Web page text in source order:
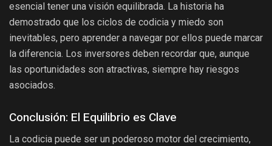
esencial tener una visión equilibrada. La historia ha
demostrado que los ciclos de codicia y miedo son
inevitables, pero aprender a navegar por ellos puede marcar
la diferencia. Los inversores deben recordar que, aunque
las oportunidades son atractivas, siempre hay riesgos
asociados.
Conclusión: El Equilibrio es Clave
La codicia puede ser un poderoso motor del crecimiento,